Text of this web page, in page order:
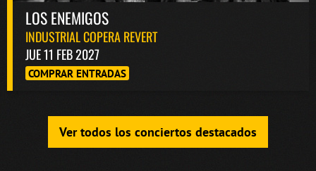
LOS ENEMIGOS
INDUSTRIAL COPERA REVERT
JUE 11 FEB 2027
COMPRAR ENTRADAS
Ver todos los conciertos destacados